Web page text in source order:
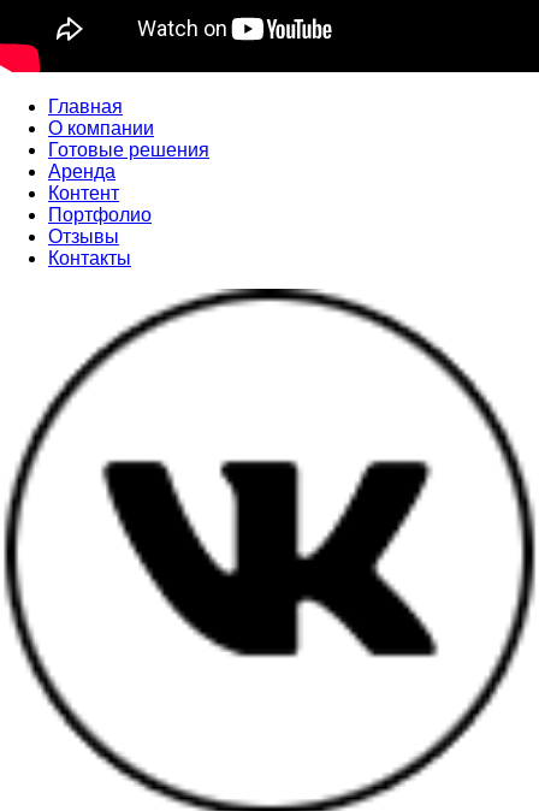
Главная
О компании
Готовые решения
Аренда
Контент
Портфолио
Отзывы
Контакты